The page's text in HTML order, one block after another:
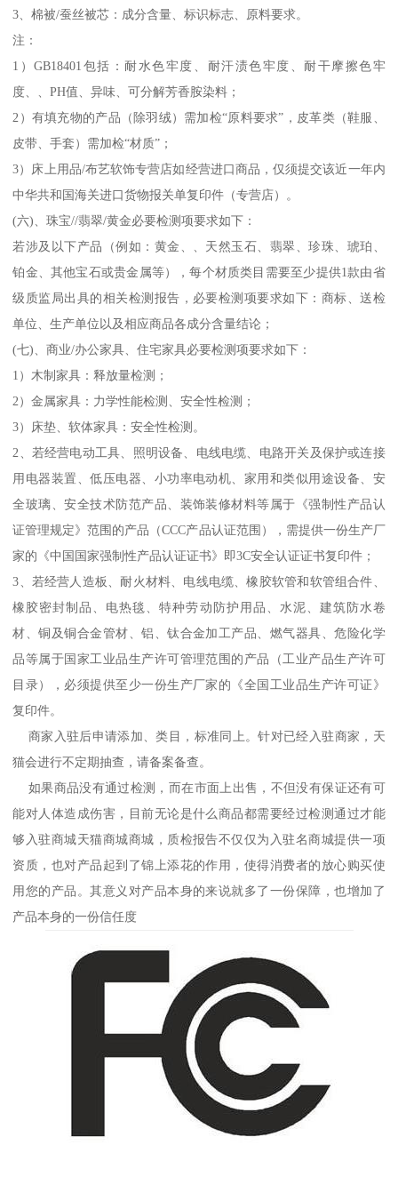
3、棉被/蚕丝被芯：成分含量、标识标志、原料要求。
注：
1）GB18401包括：耐水色牢度、耐汗渍色牢度、耐干摩擦色牢
度、、PH值、异味、可分解芳香胺染料；
2）有填充物的产品（除羽绒）需加检“原料要求”，皮革类（鞋服、
皮带、手套）需加检“材质”；
3）床上用品/布艺软饰专营店如经营进口商品，仅须提交该近一年内
中华共和国海关进口货物报关单复印件（专营店）。
(六)、珠宝//翡翠/黄金必要检测项要求如下：
若涉及以下产品（例如：黄金、、天然玉石、翡翠、珍珠、琥珀、
铂金、其他宝石或贵金属等），每个材质类目需要至少提供1款由省
级质监局出具的相关检测报告，必要检测项要求如下：商标、送检
单位、生产单位以及相应商品各成分含量结论；
(七)、商业/办公家具、住宅家具必要检测项要求如下：
1）木制家具：释放量检测；
2）金属家具：力学性能检测、安全性检测；
3）床垫、软体家具：安全性检测。
2、若经营电动工具、照明设备、电线电缆、电路开关及保护或连接
用电器装置、低压电器、小功率电动机、家用和类似用途设备、安
全玻璃、安全技术防范产品、装饰装修材料等属于《强制性产品认
证管理规定》范围的产品（CCC产品认证范围），需提供一份生产厂
家的《中国国家强制性产品认证证书》即3C安全认证证书复印件；
3、若经营人造板、耐火材料、电线电缆、橡胶软管和软管组合件、
橡胶密封制品、电热毯、特种劳动防护用品、水泥、建筑防水卷
材、铜及铜合金管材、铝、钛合金加工产品、燃气器具、危险化学
品等属于国家工业品生产许可管理范围的产品（工业产品生产许可
目录），必须提供至少一份生产厂家的《全国工业品生产许可证》
复印件。
商家入驻后申请添加、类目，标准同上。针对已经入驻商家，天
猫会进行不定期抽查，请备案备查。
如果商品没有通过检测，而在市面上出售，不但没有保证还有可
能对人体造成伤害，目前无论是什么商品都需要经过检测通过才能
够入驻商城天猫商城商城，质检报告不仅仅为入驻名商城提供一项
资质，也对产品起到了锦上添花的作用，使得消费者的放心购买使
用您的产品。其意义对产品本身的来说就多了一份保障，也增加了
产品本身的一份信任度